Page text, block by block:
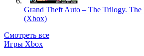
Grand Theft Auto – The Trilogy.
(Xbox)
Смотреть все
Игры Xbox